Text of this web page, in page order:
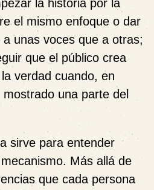
la historia por la
el mismo enfoque o dar
unas voces que a otras;
que el público crea
verdad cuando, en
una parte del
sirve para entender
Más allá de
que cada persona